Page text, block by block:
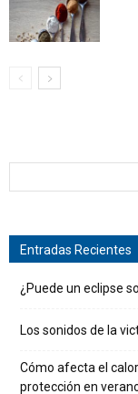
Entradas Recientes
¿Puede un eclipse
Los sonidos de la
Cómo afecta el
protección en